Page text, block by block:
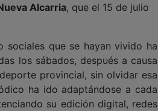
Alcarria, que el 15 de julio
sociales que se hayan vivido ha
los sábados, después a causa
provincial, sin olvidar esa
ha ido adaptándose a cada
su edición digital, redes